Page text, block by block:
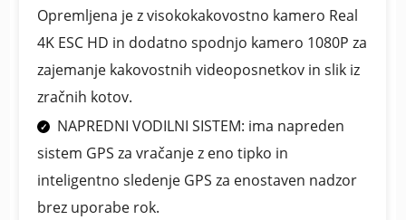
Opremljena je z visokokakovostno kamero Real
4K ESC HD in dodatno spodnjo kamero 1080P za
zajemanje kakovostnih videoposnetkov in slik iz
zračnih kotov.
NAPREDNI VODILNI SISTEM: ima napreden
sistem GPS za vračanje z eno tipko in
inteligentno sledenje GPS za enostaven nadzor
brez uporabe rok.